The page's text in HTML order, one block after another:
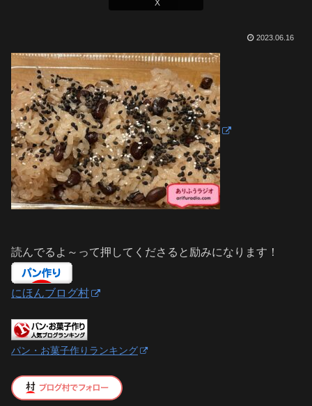
X
2023.06.16
読んでるよ～って押してくださると励みになります！
にほんブログ村
パン・お菓子作りランキング